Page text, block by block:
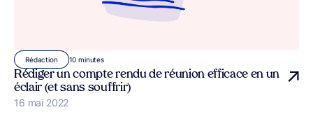
Rédaction 10 minutes
Rédiger un compte rendu de réunion efficace en un
éclair (et sans souffrir)
Publié le
16 mai 2022